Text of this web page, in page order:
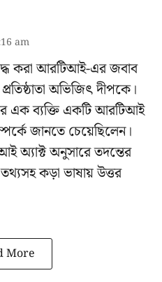
am
করা আরটিআই-এর জবাব
অভিজিৎ দীপকে।
এক ব্যক্তি একটি আরটিআই
জানতে চেয়েছিলেন।
অ্যাক্ট অনুসারে তদন্তের
কড়া ভাষায় উত্তর
More